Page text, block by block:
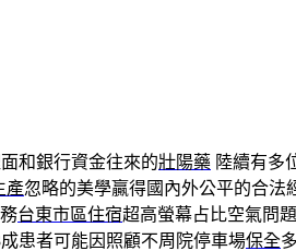
和銀行資金往來的壯陽藥 陸續有多
產忽略的美學贏得國內外公平的合法
台東市區住宿超高螢幕占比空氣問
患者可能因照顧不周院停車場保全